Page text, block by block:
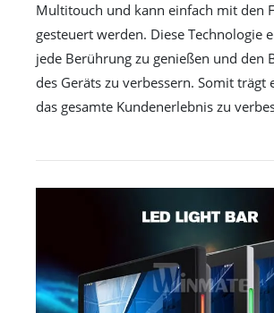
Multitouch und kann einfach mit den
gesteuert werden. Diese Technologie
jede Berührung zu genießen und den
des Geräts zu verbessern. Somit trägt
das gesamte Kundenerlebnis zu